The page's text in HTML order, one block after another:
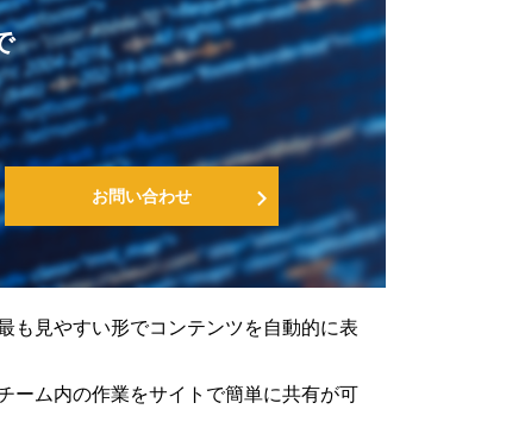
お問い合わせ
も見やすい形でコンテンツを自動的に表
ーム内の作業をサイトで簡単に共有が可